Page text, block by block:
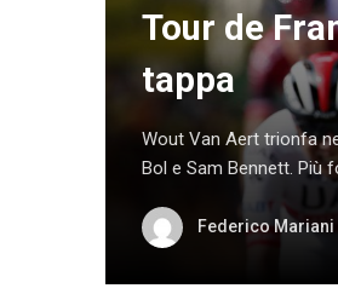
Tour de
tappa
Wout Van Aert trionfa
Bol e Sam Bennett. Più
Federico Mariani